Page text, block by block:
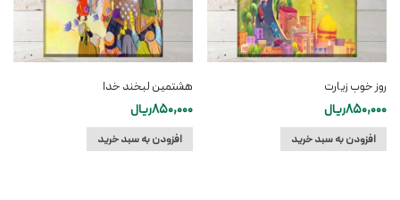
روز خوب زیارت
850,000ریال
افزودن به سبد خرید
هشتمین لبخند خدا
850,000ریال
افزودن به سبد خرید